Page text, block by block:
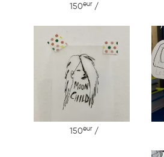
150eur /
150eur /